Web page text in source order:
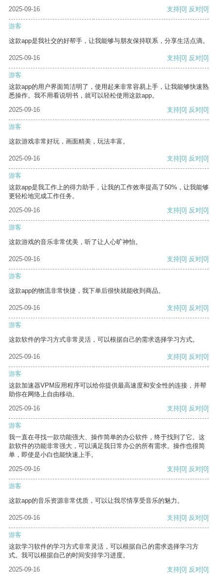
2025-09-16 支持[0] 反对[0]
游客
这款app是我社交的好帮手，让我能够与朋友保持联系，分享生活点滴。
2025-09-16 支持[0] 反对[0]
游客
这款app的用户界面简洁明了，使用起来非常容易上手，让我能够快速熟
悉操作。我不用看说明书，就可以轻松使用这款app。
2025-09-16
支持[0] 反对[0]
游客
这款游戏非常好玩，画面精美，玩法丰富。
2025-09-16 支持[0] 反对[0]
游客
这款app是我工作上的得力助手，让我的工作效率提高了50%，让我能够
更轻松地完成工作任务。
2025-09-16
支持[0] 反对[0]
游客
这款游戏的音乐非常优美，听了让人心旷神怡。
2025-09-16 支持[0] 反对[0]
游客
这款app的物流非常快捷，我下单后很快就能收到商品。
2025-09-16 支持[0] 反对[0]
游客
这款软件的学习方式非常灵活，可以根据自己的需求选择学习方式。
2025-09-16 支持[0] 反对[0]
游客
这款加速器VPM应用程序可以给你提供最高速度和安全性的连接，并帮
助你在网络上自由移动。
2025-09-16
支持[0] 反对[0]
游客
我一直在寻找一款功能强大、操作简单的办公软件，终于找到了它。这
款软件的功能非常强大，可以满足我日常办公的所有需求。操作也很简
单，即使是小白也能快速上手。
2025-09-16
支持[0] 反对[0]
游客
这款app的音乐资源非常优质，可以让我尽情享受音乐的魅力。
2025-09-16 支持[0] 反对[0]
游客
这款学习软件的学习方式非常灵活，可以根据自己的需求选择学习方
式。我可以根据自己的时间安排学习进度。
2025-09-16
支持[0] 反对[0]